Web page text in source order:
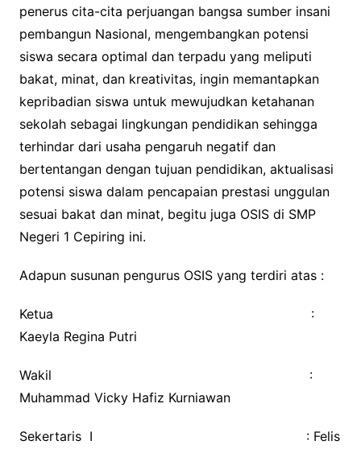
penerus cita-cita perjuangan bangsa sumber insani
pembangun Nasional, mengembangkan potensi
siswa secara optimal dan terpadu yang meliputi
bakat, minat, dan kreativitas, ingin memantapkan
kepribadian siswa untuk mewujudkan ketahanan
sekolah sebagai lingkungan pendidikan sehingga
terhindar dari usaha pengaruh negatif dan
bertentangan dengan tujuan pendidikan, aktualisasi
potensi siswa dalam pencapaian prestasi unggulan
sesuai bakat dan minat, begitu juga OSIS di SMP
Negeri 1 Cepiring ini.
Adapun susunan pengurus OSIS yang terdiri atas :
Ketua :
Kaeyla Regina Putri
Wakil :
Muhammad Vicky Hafiz Kurniawan
Sekertaris I : Felis